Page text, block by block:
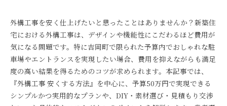
外構工事を安く仕上げたいと思ったことはありませんか？新築住
宅における外構工事は、デザインや機能性にこだわるほど費用が
気になる問題です。特に吉岡町で限られた予算内でおしゃれな駐
車場やエントランスを実現したい場合、費用を抑えながらも満足
度の高い結果を得るためのコツが求められます。本記事では、
『外構工事 安くする方法』を中心に、予算50万円で実現できる
シンプルかつ実用的なプランや、DIY・素材選び・見積もり交渉